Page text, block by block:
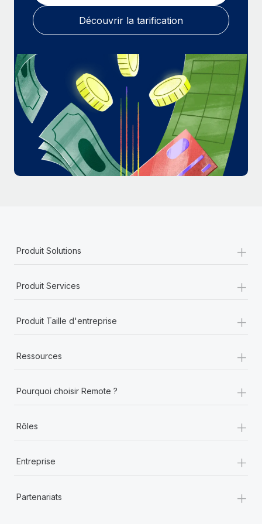
En savoir plus
Découvrir la tarification
Produit Solutions +
Produit Services +
Produit Taille d'entreprise +
Ressources +
Pourquoi choisir Remote ? +
Rôles +
Entreprise +
Partenariats +